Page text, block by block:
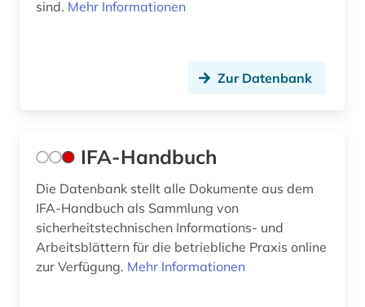
sind. Mehr Informationen
Zur Datenbank
IFA-Handbuch
Die Datenbank stellt alle Dokumente aus dem
IFA-Handbuch als Sammlung von
sicherheitstechnischen Informations- und
Arbeitsblättern für die betriebliche Praxis online
zur Verfügung. Mehr Informationen